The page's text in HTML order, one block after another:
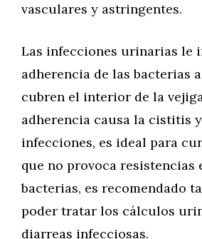
vasculares y astringentes.
Las infecciones urinarias le
adherencia de las bacterias
cubren el interior de la
adherencia causa la cistitis
infecciones, es ideal para
que no provoca resistencias
bacterias, es recomendado
poder tratar los cálculos
diarreas infecciosas.